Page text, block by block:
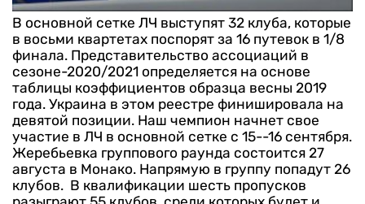
В основной сетке ЛЧ выступят 32 клуба, которые
в восьми квартетах поспорят за 16 путевок в 1/8
финала. Представительство ассоциаций в
сезоне-2020/2021 определяется на основе
таблицы коэффициентов образца весны 2019
года. Украина в этом реестре финишировала на
девятой позиции. Наш чемпион начнет свое
участие в ЛЧ в основной сетке с 15--16 сентября.
Жеребьевка группового раунда состоится 27
августа в Монако. Напрямую в группу попадут 26
клубов. В квалификации шесть пропусков